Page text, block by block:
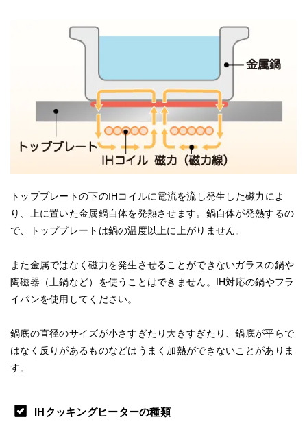
トッププレートの下のIHコイルに電流を流し発生した磁力によ
り、上に置いた金属鍋自体を発熱させます。鍋自体が発熱するの
で、トッププレートは鍋の温度以上に上がりません。
また金属ではなく磁力を発生させることができないガラスの鍋や
陶磁器（土鍋など）を使うことはできません。IH対応の鍋やフラ
イパンを使用してください。
鍋底の直径のサイズが小さすぎたり大きすぎたり、鍋底が平らで
はなく反りがあるものなどはうまく加熱ができないことがありま
す。
IHクッキングヒーターの種類